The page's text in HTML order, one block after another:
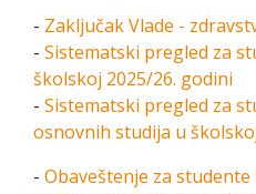
- Zaključak Vlade -
- Sistematski pregled za
školskoj 2025/26. godini
- Sistematski pregled za
osnovnih studija u
- Obaveštenje za